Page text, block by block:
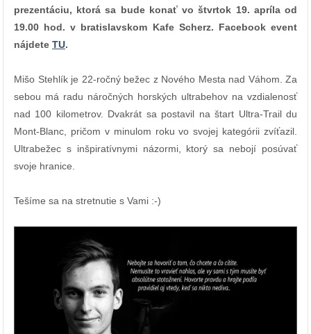
prezentáciu, ktorá sa bude konať vo štvrtok 19. apríla od
19.00 hod. v bratislavskom Kafe Scherz. Facebook event
nájdete TU.
Mišo Stehlík je 22-ročný bežec z Nového Mesta nad Váhom. Za
sebou má radu náročných horských ultrabehov na vzdialenosť
nad 100 kilometrov. Dvakrát sa postavil na štart Ultra-Trail du
Mont-Blanc, pričom v minulom roku vo svojej kategórii zvíťazil.
Ultrabežec s inšpiratívnymi názormi, ktorý sa nebojí posúvať
svoje hranice.
Tešíme sa na stretnutie s Vami :-)